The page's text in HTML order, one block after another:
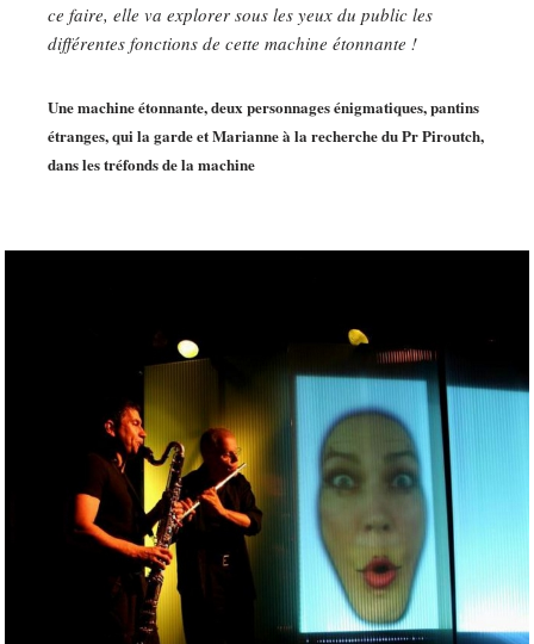
ce faire, elle va explorer sous les yeux du public les
différentes fonctions de cette machine étonnante !
Une machine étonnante, deux personnages énigmatiques, pantins
étranges, qui la garde et Marianne à la recherche du Pr Piroutch,
dans les tréfonds de la machine